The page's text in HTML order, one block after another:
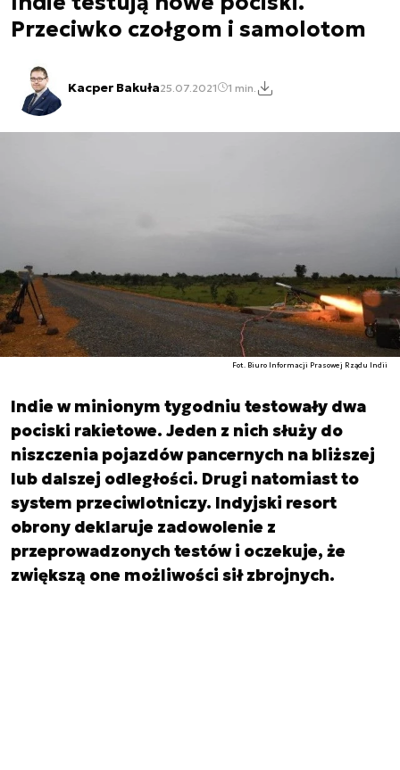
Przeciwko czołgom i samolotom
Kacper Bakuła25.07.2021 1 min.
Fot. Biuro Informacji Prasowej Rządu Indii
Indie w minionym tygodniu testowały dwa
pociski rakietowe. Jeden z nich służy do
niszczenia pojazdów pancernych na bliższej
lub dalszej odległości. Drugi natomiast to
system przeciwlotniczy. Indyjski resort
obrony deklaruje zadowolenie z
przeprowadzonych testów i oczekuje, że
zwiększą one możliwości sił zbrojnych.